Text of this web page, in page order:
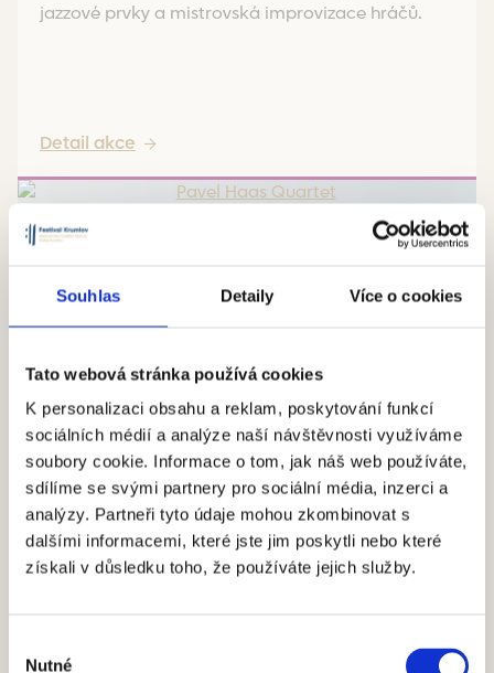
Souhlas Detaily Více o cookies
Tato webová stránka používá cookies
K personalizaci obsahu a reklam, poskytování funkcí
sociálních médií a analýze naší návštěvnosti využíváme
soubory cookie. Informace o tom, jak náš web používáte,
sdílíme se svými partnery pro sociální média, inzerci a
analýzy. Partneři tyto údaje mohou zkombinovat s
dalšími informacemi, které jste jim poskytli nebo které
získali v důsledku toho, že používáte jejich služby.
Nutné
jazzové prvky a mistrovská improvizace hráčů.
Detail akce
Pavel Haas Quartet
expresivní avantgarda v podání nejuznávanějšího
KOMORNÍ ŘADA
22 / 7 / 2026
Středa - 19:30
Maškarní sál, zámek